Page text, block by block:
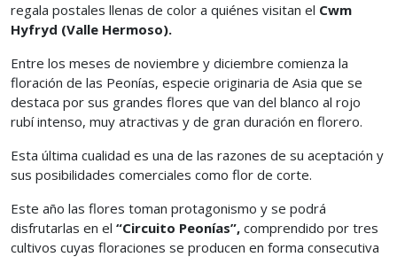
regala postales llenas de color a quiénes visitan el Cwm
Hyfryd (Valle Hermoso).
Entre los meses de noviembre y diciembre comienza la
floración de las Peonías, especie originaria de Asia que se
destaca por sus grandes flores que van del blanco al rojo
rubí intenso, muy atractivas y de gran duración en florero.
Esta última cualidad es una de las razones de su aceptación y
sus posibilidades comerciales como flor de corte.
Este año las flores toman protagonismo y se podrá
disfrutarlas en el “Circuito Peonías”, comprendido por tres
cultivos cuyas floraciones se producen en forma consecutiva